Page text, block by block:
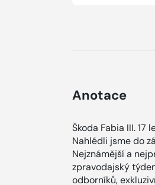
Anotace
Škoda Fabia III.
Nahlédli jsme do
Nejznámější a
zpravodajský
odborníků,